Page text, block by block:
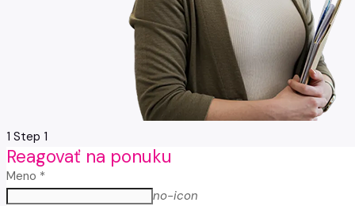
1 Step 1
Reagovať na ponuku
Meno *
no-icon